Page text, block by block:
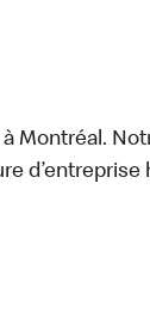
Montréal.